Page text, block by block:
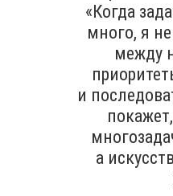
«Когда
много, я
между
и
а